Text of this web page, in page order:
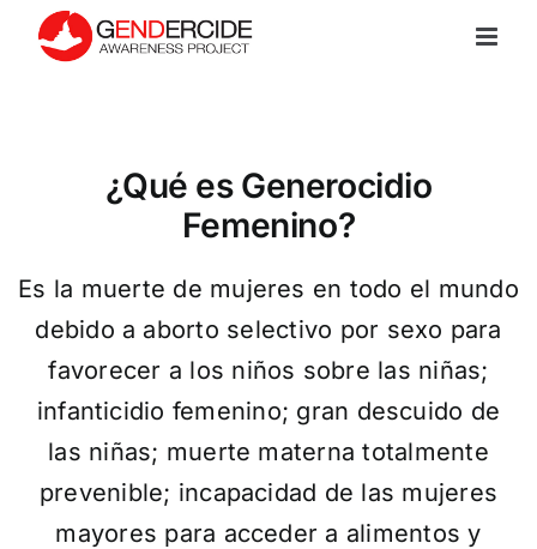
¿Qué es Generocidio
Femenino?
Es la muerte de mujeres en todo el mundo
debido a aborto selectivo por sexo para
favorecer a los niños sobre las niñas;
infanticidio femenino; gran descuido de
las niñas; muerte materna totalmente
prevenible; incapacidad de las mujeres
mayores para acceder a alimentos y